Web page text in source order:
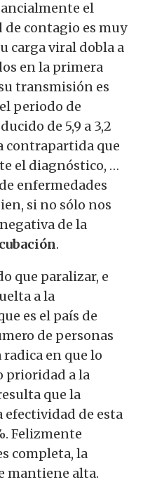
el
de contagio es muy
carga viral dobla a
en la primera
transmisión es
periodo de
de 5,9 a 3,2
contrapartida que
el diagnóstico, …
enfermedades
si no sólo nos
de la
.
que paralizar, e
a la
es el país de
de personas
en que lo
prioridad a la
que la
de esta
. Felizmente
completa, la
mantiene alta.